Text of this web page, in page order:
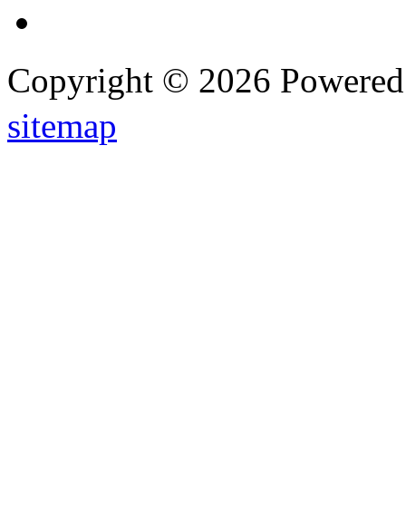
Copyright © 2026
sitemap